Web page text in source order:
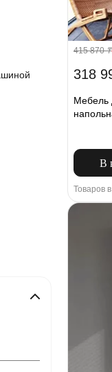
415 870₸
318
Мебель
В
Товаров